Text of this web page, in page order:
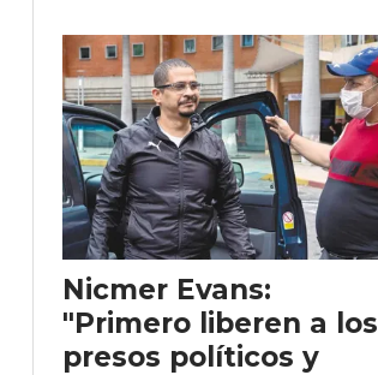
Nicmer Evans:
"Primero liberen a los
presos políticos y